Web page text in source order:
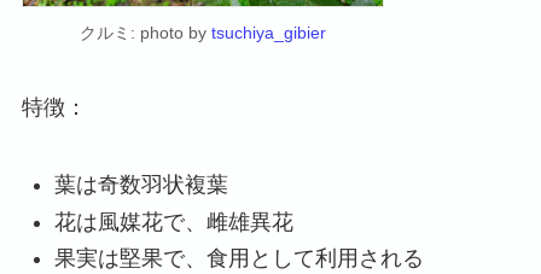
クルミ: photo by tsuchiya_gibier
特徴：
葉は奇数羽状複葉
花は風媒花で、雌雄異花
果実は堅果で、食用として利用される